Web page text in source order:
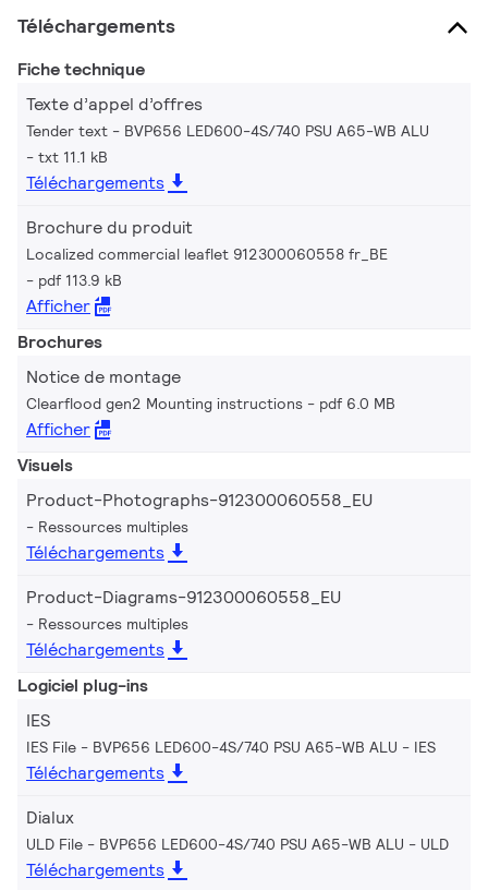
Téléchargements
Fiche technique
Texte d’appel d’offres
Tender text - BVP656 LED600-4S/740 PSU A65-WB ALU
txt 11.1 kB
Téléchargements
Brochure du produit
Localized commercial leaflet 912300060558 fr_BE
pdf 113.9 kB
Afficher
Brochures
Notice de montage
Clearflood gen2 Mounting instructions pdf 6.0 MB
Afficher
Visuels
Product-Photographs-912300060558_EU
Ressources multiples
Téléchargements
Product-Diagrams-912300060558_EU
Ressources multiples
Téléchargements
Logiciel plug-ins
IES
IES File - BVP656 LED600-4S/740 PSU A65-WB ALU IES
Téléchargements
Dialux
ULD File - BVP656 LED600-4S/740 PSU A65-WB ALU ULD
Téléchargements